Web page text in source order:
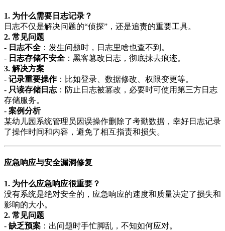
1. 为什么需要日志记录？
日志不仅是解决问题的“侦探”，还是追责的重要工具。
2. 常见问题
- 日志不全 ：发生问题时，日志里啥也查不到。
- 日志存储不安全 ：黑客篡改日志，彻底抹去痕迹。
3. 解决方案
- 记录重要操作：比如登录、数据修改、权限变更等。
- 只读存储日志 ：防止日志被篡改，必要时可使用第三方日志
存储服务。
- 案例分析
某幼儿园系统管理员因误操作删除了考勤数据，幸好日志记录
了操作时间和内容，避免了相互指责和损失。
应急响应与安全漏洞修复
1. 为什么应急响应很重要？
没有系统是绝对安全的，应急响应的速度和质量决定了损失和
影响的大小。
2. 常见问题
- 缺乏预案 ：出问题时手忙脚乱，不知如何应对。